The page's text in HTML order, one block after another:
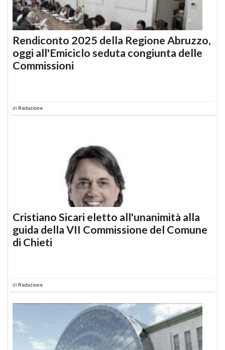
Rendiconto 2025 della Regione Abruzzo,
oggi all'Emiciclo seduta congiunta delle
Commissioni
di Redazione
Cristiano Sicari eletto all'unanimità alla
guida della VII Commissione del Comune
di Chieti
di Redazione